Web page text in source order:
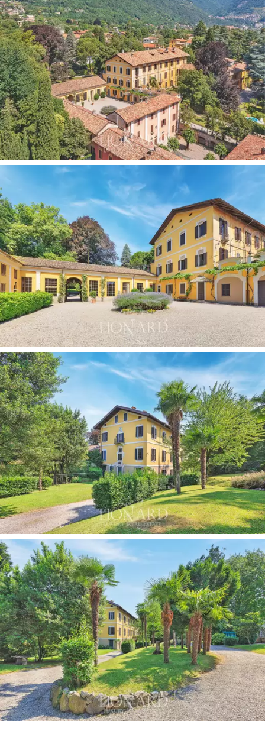
美丽的别墅设有带客厅和设备齐全的厨房的大型
起居区。 极具吸引力且值得注意的是，Salone 曾
经是一个拥有两个喷水器的工业区，在工程师
Carlo Clerici 的要求下被改造成 Salone delle Feste。
19 世纪末，卡洛决定将其拆除，取而代之的是由
来自布里安扎的熟练工匠制作的壁画，上面有绘
画、家族纹章和拉丁格言。
主别墅设有预留的睡眠区，设有七间卧室和六间
浴室。
这座占地一公顷的公园由建筑师 G. Roda 于 1900
年代初建造，他不仅改造了草坪和山丘，还建造
了一个宏伟的池塘。
Fiore all'occhiello 绝对是绝佳的室内网球场，是这项
运动爱好者的理想选择。
迷人的住宅区方便所有服务，同时靠近美丽的湖
泊，其历史灵魂和隐私保证了该待售房产作为私
人住宅和接待结构都是完美的。